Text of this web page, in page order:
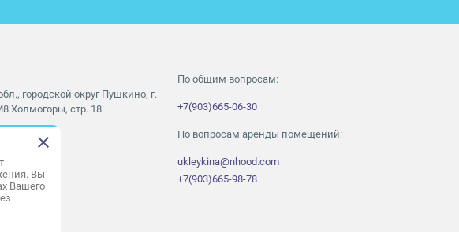
городской округ Пушкино, г.
Холмогоры, стр. 18.
По общим вопросам:
+7(903)665-06-30
По вопросам аренды помещений:
ukleykina@nhood.com
+7(903)665-98-78
Вы
Вашего